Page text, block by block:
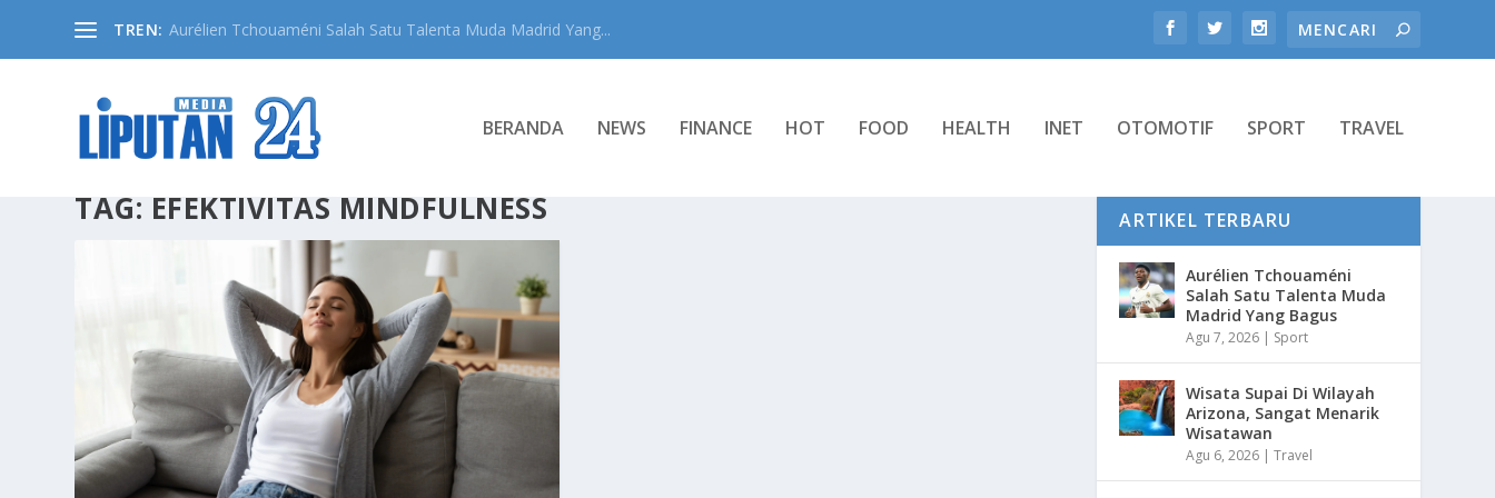
TREN: Aurélien Tchouaméni Salah Satu Talenta Muda Madrid Yang...
BERANDA NEWS FINANCE HOT FOOD HEALTH INET OTOMOTIF SPORT TRAVEL
TAG: EFEKTIVITAS MINDFULNESS ARTIKEL TERBARU
Aurélien Tchouaméni
Salah Satu Talenta Muda
Madrid Yang Bagus
Agu 7, 2026 | Sport
Wisata Supai Di Wilayah
Arizona, Sangat Menarik
Wisatawan
Agu 6, 2026 |Travel